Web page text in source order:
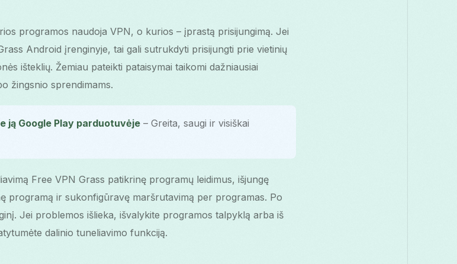
programos naudoja VPN, o kurios – įprastą prisijungimą. Jei
Android įrenginyje, tai gali sutrukdyti prisijungti prie vietinių
išteklių. Žemiau pateikti pataisymai taikomi dažniausiai
žingsnio sprendimams.
ją Google Play parduotuvėje – Greita, saugi ir visiškai
Free VPN Grass patikrinę programų leidimus, išjungę
programą ir sukonfigūravę maršrutavimą per programas. Po
Jei problemos išlieka, išvalykite programos talpyklą arba iš
dalinio tuneliavimo funkciją.